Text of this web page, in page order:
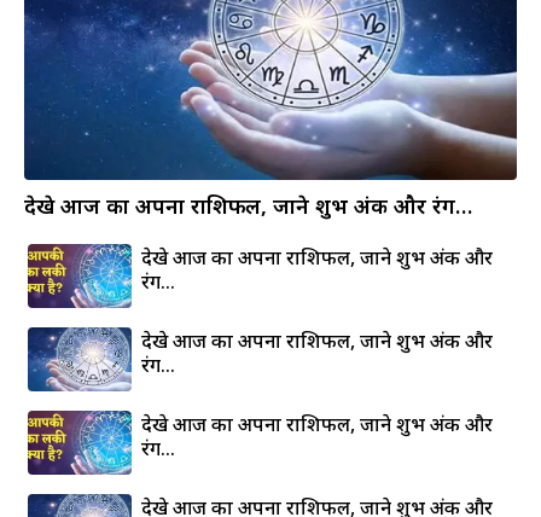
देखे आज का अपना राशिफल, जाने शुभ अंक और रंग…
देखे आज का अपना राशिफल, जाने शुभ अंक और
रंग…
देखे आज का अपना राशिफल, जाने शुभ अंक और
रंग…
देखे आज का अपना राशिफल, जाने शुभ अंक और
रंग…
देखे आज का अपना राशिफल, जाने शुभ अंक और